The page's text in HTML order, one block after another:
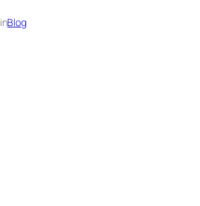
inBlog